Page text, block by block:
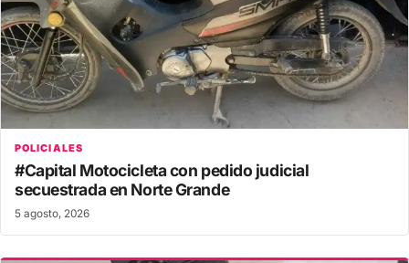
POLICIALES
#Capital Motocicleta con pedido judicial
secuestrada en Norte Grande
5 agosto, 2026